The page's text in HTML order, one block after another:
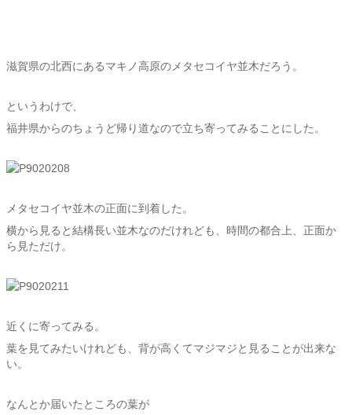
滋賀県の北西にあるマキノ高原のメタセコイヤ並木だろう。
というわけで、
福井県からのちょうど帰り道なので立ち寄ってみることにした。
メタセコイヤ並木の正面に到着した。
横から見ると結構長い並木なのだけれども、時間の都合上、正面か
ら見ただけ。
近くに寄ってみる。
葉を見てみたいけれども、背が高くてマジマジと見ることが出来な
い。
なんとか届いたところの葉が